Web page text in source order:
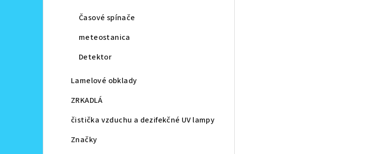
Časové spínače
meteostanica
Detektor
Lamelové obklady
ZRKADLÁ
čistička vzduchu a dezifekčné UV lampy
Značky